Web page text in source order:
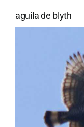
aguila de blyth